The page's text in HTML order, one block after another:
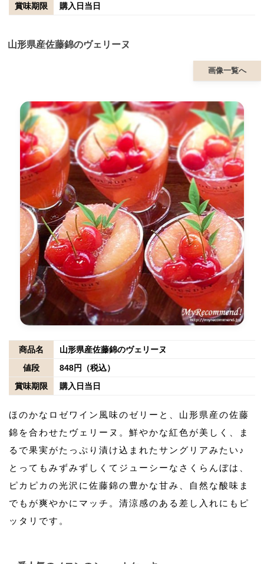
賞味期限
購入日当日
山形県産佐藤錦のヴェリーヌ
画像一覧へ
商品名
山形県産佐藤錦のヴェリーヌ
値段
848円（税込）
賞味期限
購入日当日
ほのかなロゼワイン風味のゼリーと、山形県産の佐藤
錦を合わせたヴェリーヌ。鮮やかな紅色が美しく、ま
るで果実がたっぷり漬け込まれたサングリアみたい♪
とってもみずみずしくてジューシーなさくらんぼは、
ピカピカの光沢に佐藤錦の豊かな甘み、自然な酸味ま
でもが爽やかにマッチ。清涼感のある差し入れにもピ
ッタリです。